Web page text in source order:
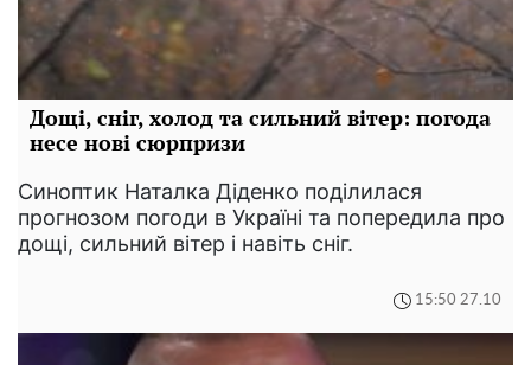
Дощі, сніг, холод та сильний вітер: погода
несе нові сюрпризи
Синоптик Наталка Діденко поділилася
прогнозом погоди в Україні та попередила про
дощі, сильний вітер і навіть сніг.
15:50 27.10